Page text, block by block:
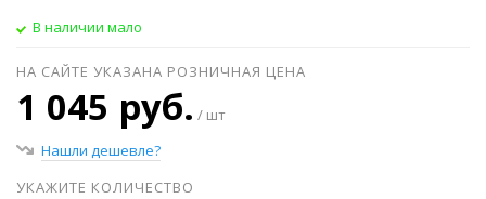
В наличии мало
НА САЙТЕ УКАЗАНА РОЗНИЧНАЯ ЦЕНА
1 045 руб. / шт
Нашли дешевле?
УКАЖИТЕ КОЛИЧЕСТВО